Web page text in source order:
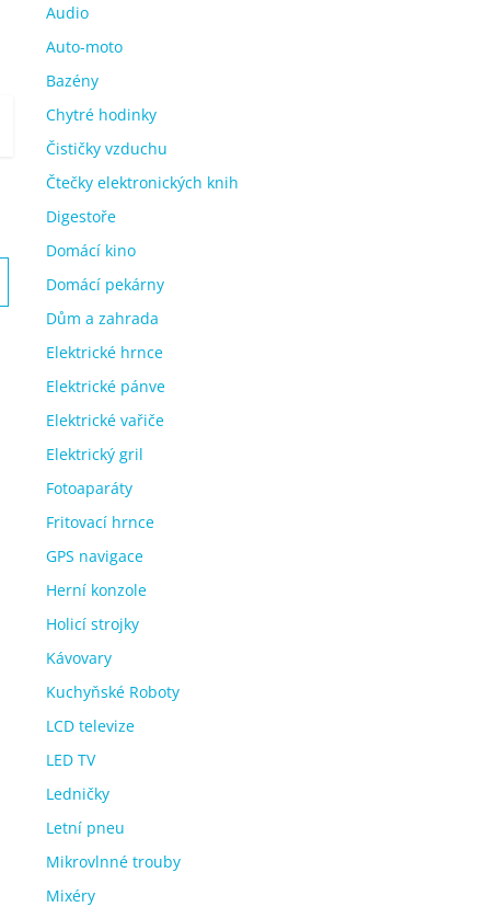
Audio
Auto-moto
Bazény
Chytré hodinky
Čističky vzduchu
Čtečky elektronických knih
Digestoře
Domácí kino
Domácí pekárny
Dům a zahrada
Elektrické hrnce
Elektrické pánve
Elektrické vařiče
Elektrický gril
Fotoaparáty
Fritovací hrnce
GPS navigace
Herní konzole
Holicí strojky
Kávovary
Kuchyňské Roboty
LCD televize
LED TV
Ledničky
Letní pneu
Mikrovlnné trouby
Mixéry